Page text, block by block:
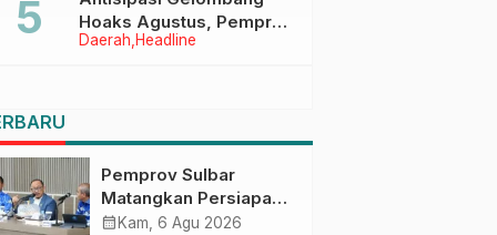
Daerah Headline
Hoaks Agustus, Pemprov
Sulbar Ajak Warga Jaga
Pemprov Sulbar
Matangkan Persiapan
HUT Ke-81 RI, Puncak
calendar_month Kam, 6 Agu 2026